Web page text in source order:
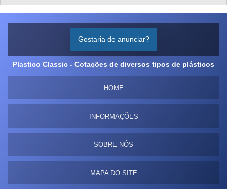
Gostaria de anunciar?
Plastico Classic - Cotações de diversos tipos de plásticos
HOME
INFORMAÇÕES
SOBRE NÓS
MAPA DO SITE